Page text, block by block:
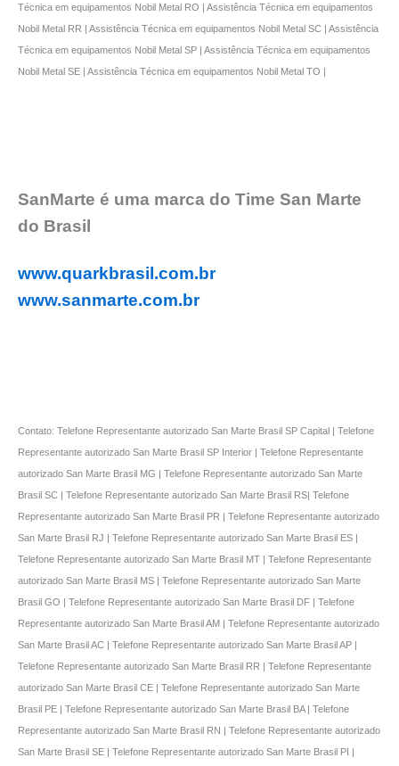
Técnica em equipamentos Nobil Metal RO | Assistência Técnica em equipamentos
Nobil Metal RR | Assistência Técnica em equipamentos Nobil Metal SC | Assistência
Técnica em equipamentos Nobil Metal SP | Assistência Técnica em equipamentos
Nobil Metal SE | Assistência Técnica em equipamentos Nobil Metal TO |
SanMarte é uma marca do Time San Marte
do Brasil
www.quarkbrasil.com.br
www.sanmarte.com.br
Contato: Telefone Representante autorizado San Marte Brasil SP Capital | Telefone
Representante autorizado San Marte Brasil SP Interior | Telefone Representante
autorizado San Marte Brasil MG | Telefone Representante autorizado San Marte
Brasil SC | Telefone Representante autorizado San Marte Brasil RS| Telefone
Representante autorizado San Marte Brasil PR | Telefone Representante autorizado
San Marte Brasil RJ | Telefone Representante autorizado San Marte Brasil ES |
Telefone Representante autorizado San Marte Brasil MT | Telefone Representante
autorizado San Marte Brasil MS | Telefone Representante autorizado San Marte
Brasil GO | Telefone Representante autorizado San Marte Brasil DF | Telefone
Representante autorizado San Marte Brasil AM | Telefone Representante autorizado
San Marte Brasil AC | Telefone Representante autorizado San Marte Brasil AP |
Telefone Representante autorizado San Marte Brasil RR | Telefone Representante
autorizado San Marte Brasil CE | Telefone Representante autorizado San Marte
Brasil PE | Telefone Representante autorizado San Marte Brasil BA | Telefone
Representante autorizado San Marte Brasil RN | Telefone Representante autorizado
San Marte Brasil SE | Telefone Representante autorizado San Marte Brasil PI |